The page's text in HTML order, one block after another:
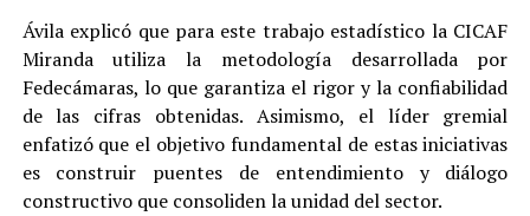
Ávila explicó que para este trabajo estadístico la CICAF
Miranda utiliza la metodología desarrollada por
Fedecámaras, lo que garantiza el rigor y la confiabilidad
de las cifras obtenidas. Asimismo, el líder gremial
enfatizó que el objetivo fundamental de estas iniciativas
es construir puentes de entendimiento y diálogo
constructivo que consoliden la unidad del sector.